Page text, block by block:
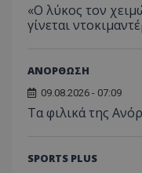
«Ο λύκος τον
γίνεται
ΑΝΟΡΘΩΣΗ
09.08.2026 - 07:09
Τα φιλικά της
SPORTS PLUS